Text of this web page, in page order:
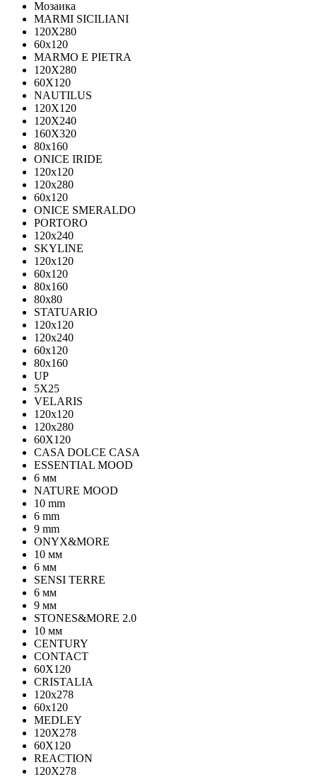
Мозаика
MARMI SICILIANI
120Х280
60x120
MARMO E PIETRA
120X280
60X120
NAUTILUS
120X120
120X240
160X320
80х160
ONICE IRIDE
120x120
120x280
60x120
ONICE SMERALDO
PORTORO
120x240
SKYLINE
120x120
60x120
80x160
80x80
STATUARIO
120x120
120x240
60x120
80x160
UP
5Х25
VELARIS
120х120
120х280
60X120
CASA DOLCE CASA
ESSENTIAL MOOD
6 мм
NATURE MOOD
10 mm
6 mm
9 mm
ONYX&MORE
10 мм
6 мм
SENSI TERRE
6 мм
9 мм
STONES&MORE 2.0
10 мм
CENTURY
CONTACT
60X120
CRISTALIA
120x278
60x120
MEDLEY
120X278
60X120
REACTION
120X278